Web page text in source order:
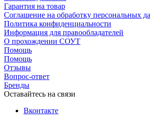
Гарантия на товар
Соглашение на обработку персональных
Политика конфиденциальности
Информация для правообладателей
О прохождении СОУТ
Помощь
Помощь
Отзывы
Вопрос-ответ
Бренды
Оставайтесь на связи
Вконтакте